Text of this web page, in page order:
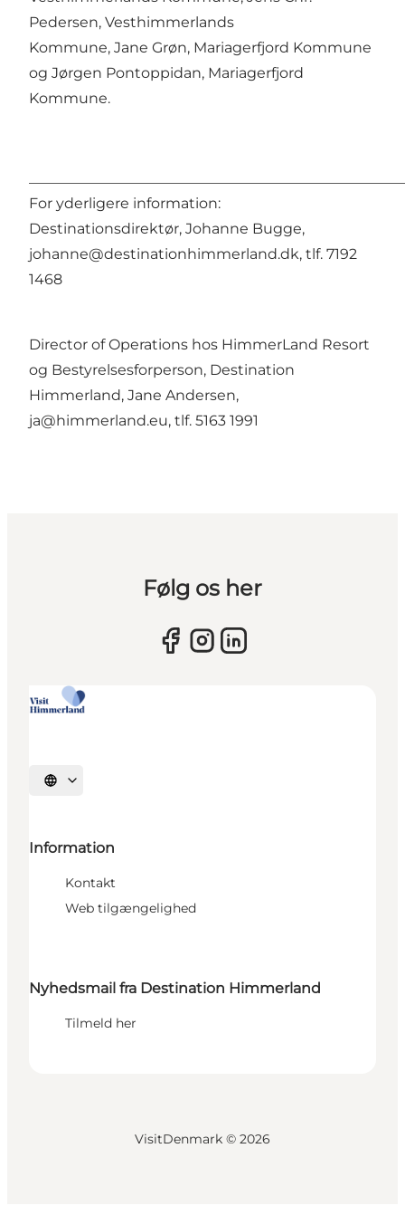
Pedersen, Vesthimmerlands
Kommune, Jane Grøn, Mariagerfjord Kommune
og Jørgen Pontoppidan, Mariagerfjord
Kommune.
For yderligere information:
Destinationsdirektør, Johanne Bugge,
johanne@destinationhimmerland.dk, tlf. 7192
1468
Director of Operations hos HimmerLand Resort
og Bestyrelsesforperson, Destination
Himmerland, Jane Andersen,
ja@himmerland.eu, tlf. 5163 1991
Følg os her
Vælg sprog
Information
Kontakt
Web tilgængelighed
Nyhedsmail fra Destination Himmerland
Tilmeld her
VisitDenmark © 2026